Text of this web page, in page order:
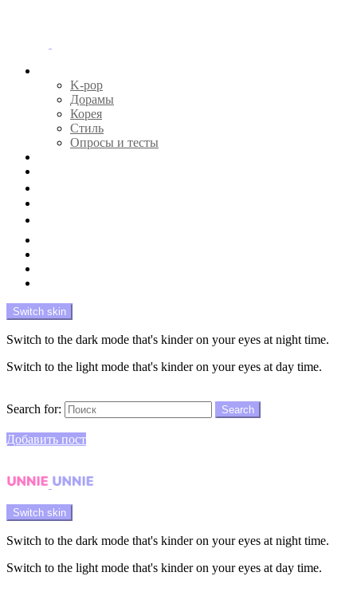
K-pop
Дорамы
Корея
Стиль
Опросы и тесты
Switch skin
Switch to the dark mode that's kinder on your eyes at night time.
Switch to the light mode that's kinder on your eyes at day time.
Search for:
Search
Добавить пост
Switch skin
Switch to the dark mode that's kinder on your eyes at night time.
Switch to the light mode that's kinder on your eyes at day time.